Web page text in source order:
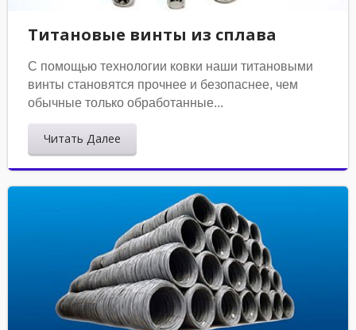
Титановые винты из сплава
С помощью технологии ковки наши титановыми
винты становятся прочнее и безопаснее, чем
обычные только обработанные...
Читать Далее